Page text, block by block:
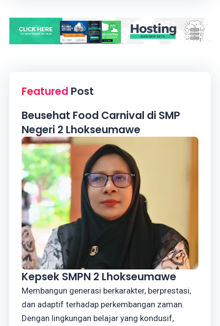
Featured Post
Beusehat Food Carnival di SMP
Negeri 2 Lhokseumawe
Kepsek SMPN 2 Lhokseumawe
Membangun generasi berkarakter, berprestasi,
dan adaptif terhadap perkembangan zaman.
Dengan lingkungan belajar yang kondusif,